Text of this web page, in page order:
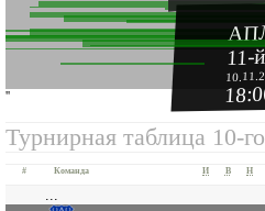
11-
''
Турнирная таблица 10-
# Команда И В Н